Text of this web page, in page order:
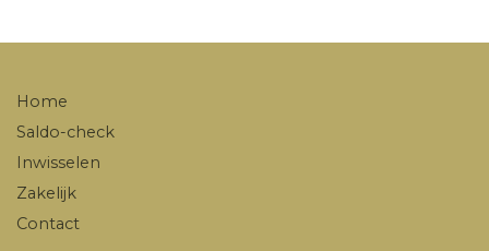
Home
Saldo-check
Inwisselen
Zakelijk
Contact